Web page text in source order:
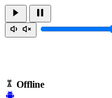
Offline